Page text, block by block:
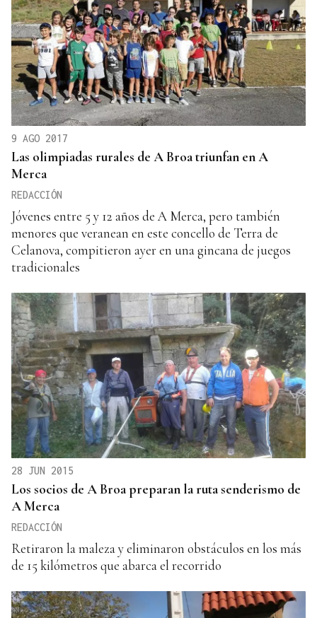
9 AGO 2017
Las olimpiadas rurales de A Broa triunfan en A
Merca
REDACCIÓN
Jóvenes entre 5 y 12 años de A Merca, pero también
menores que veranean en este concello de Terra de
Celanova, compitieron ayer en una gincana de juegos
tradicionales
28 JUN 2015
Los socios de A Broa preparan la ruta senderismo de
A Merca
REDACCIÓN
Retiraron la maleza y eliminaron obstáculos en los más
de 15 kilómetros que abarca el recorrido